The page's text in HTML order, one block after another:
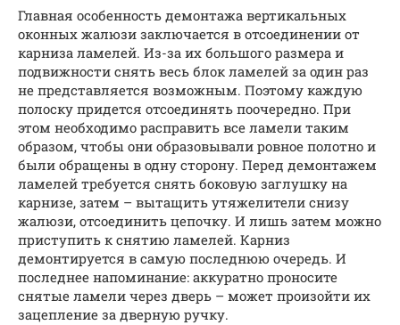
Главная особенность демонтажа вертикальных
оконных жалюзи заключается в отсоединении от
карниза ламелей. Из-за их большого размера и
подвижности снять весь блок ламелей за один раз
не представляется возможным. Поэтому каждую
полоску придется отсоединять поочередно. При
этом необходимо расправить все ламели таким
образом, чтобы они образовывали ровное полотно и
были обращены в одну сторону. Перед демонтажем
ламелей требуется снять боковую заглушку на
карнизе, затем – вытащить утяжелители снизу
жалюзи, отсоединить цепочку. И лишь затем можно
приступить к снятию ламелей. Карниз
демонтируется в самую последнюю очередь. И
последнее напоминание: аккуратно проносите
снятые ламели через дверь – может произойти их
зацепление за дверную ручку.